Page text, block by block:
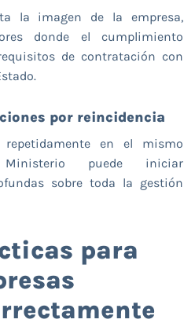
la imagen de la empresa,
donde el cumplimiento
de contratación con
por reincidencia
en el mismo
puede iniciar
sobre toda la gestión
para